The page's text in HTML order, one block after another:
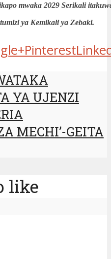
mwaka 2029 Serikali
ya Kemikali ya Zebaki.
Pinterest
YA UJENZI
MECHI’-GEITA
like